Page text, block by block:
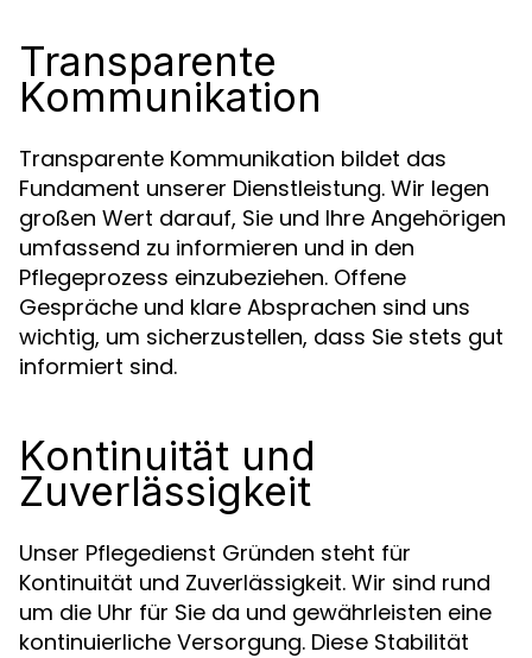
Transparente
Kommunikation
Transparente Kommunikation bildet das
Fundament unserer Dienstleistung. Wir legen
großen Wert darauf, Sie und Ihre Angehörigen
umfassend zu informieren und in den
Pflegeprozess einzubeziehen. Offene
Gespräche und klare Absprachen sind uns
wichtig, um sicherzustellen, dass Sie stets gut
informiert sind.
Kontinuität und
Zuverlässigkeit
Unser Pflegedienst Gründen steht für
Kontinuität und Zuverlässigkeit. Wir sind rund
um die Uhr für Sie da und gewährleisten eine
kontinuierliche Versorgung. Diese Stabilität